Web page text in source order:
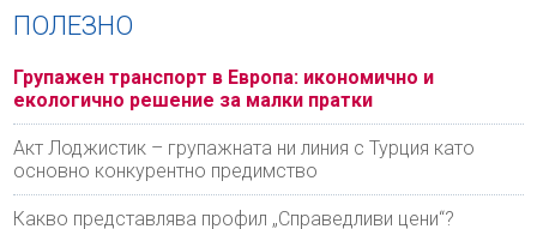
ПОЛЕЗНО
Групажен транспорт в Европа: икономично и
екологично решение за малки пратки
Акт Лоджистик – групажната ни линия с Турция като
основно конкурентно предимство
Какво представлява профил „Справедливи цени“?